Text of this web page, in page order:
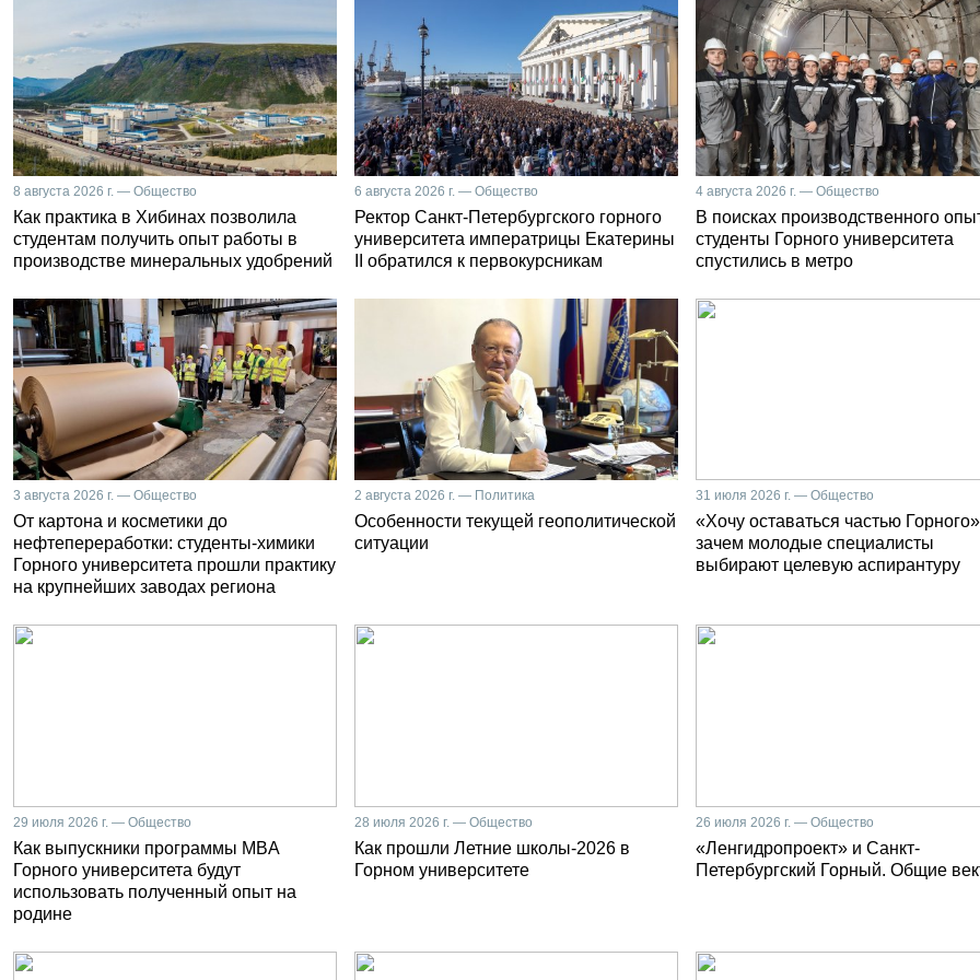
8 августа 2026 г. — Общество
Как практика в Хибинах позволила
студентам получить опыт работы в
производстве минеральных удобрений
6 августа 2026 г. — Общество
Ректор Санкт-Петербургского горного
университета императрицы Екатерины
II обратился к первокурсникам
4 августа 2026 г. — Общество
В поисках производственного
студенты Горного университета
спустились в метро
3 августа 2026 г. — Общество
От картона и косметики до
нефтепереработки: студенты-химики
Горного университета прошли практику
на крупнейших заводах региона
2 августа 2026 г. — Политика
Особенности текущей геополитической
ситуации
31 июля 2026 г. — Общество
«Хочу оставаться частью
зачем молодые специалисты
выбирают целевую аспирантуру
29 июля 2026 г. — Общество
Как выпускники программы MBA
Горного университета будут
использовать полученный опыт на
родине
28 июля 2026 г. — Общество
Как прошли Летние школы-2026 в
Горном университете
26 июля 2026 г. — Общество
«Ленгидропроект» и Санкт-
Петербургский Горный. Общие